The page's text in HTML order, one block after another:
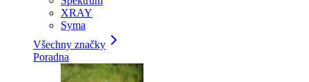
XRAY
Syma
Všechny značky
Poradna